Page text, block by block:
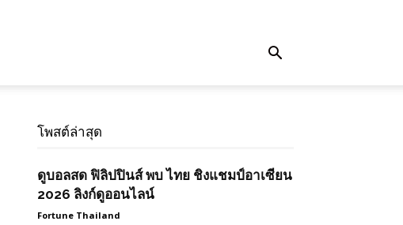
โพสต์ล่าสุด
ดูบอลสด ฟิลิปปินส์ พบ ไทย ชิงแชมป์อาเซียน
2026 ลิงก์ดูออนไลน์
Fortune Thailand